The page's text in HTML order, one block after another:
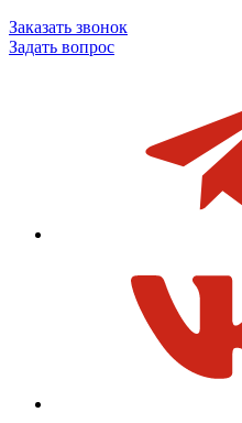
Заказать звонок
Задать вопрос